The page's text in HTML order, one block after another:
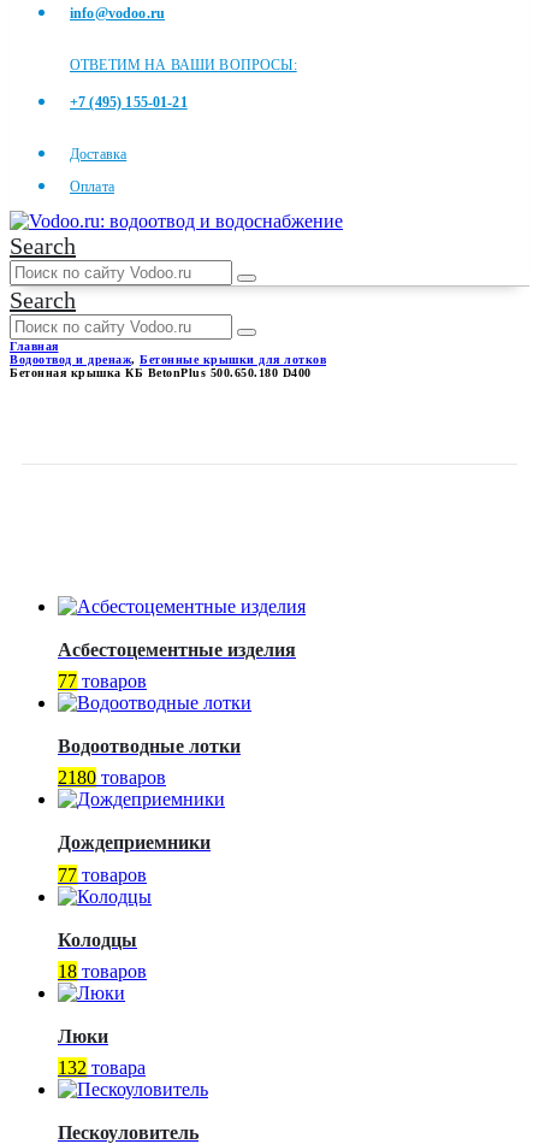
info@vodoo.ru
ОТВЕТИМ НА ВАШИ ВОПРОСЫ:
+7 (495) 155-01-21
Доставка
Оплата
Search
Search
Главная
Водоотвод и дренаж, Бетонные крышки для лотков
Бетонная крышка КБ BetonPlus 500.650.180 D400
Асбестоцементные изделия
77 товаров
Водоотводные лотки
2180 товаров
Дождеприемники
77 товаров
Колодцы
18 товаров
Люки
132 товара
Пескоуловитель